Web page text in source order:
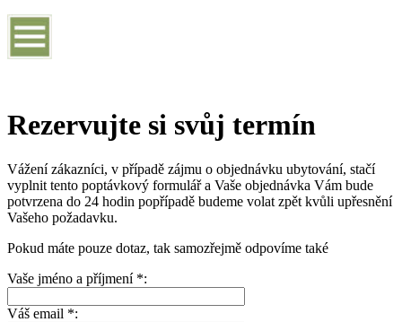
Rezervujte si svůj termín
Vážení zákazníci, v případě zájmu o objednávku ubytování, stačí
vyplnit tento poptávkový formulář a Vaše objednávka Vám bude
potvrzena do 24 hodin popřípadě budeme volat zpět kvůli upřesnění
Vašeho požadavku.
Pokud máte pouze dotaz, tak samozřejmě odpovíme také
Vaše jméno a příjmení *:
Váš email *: